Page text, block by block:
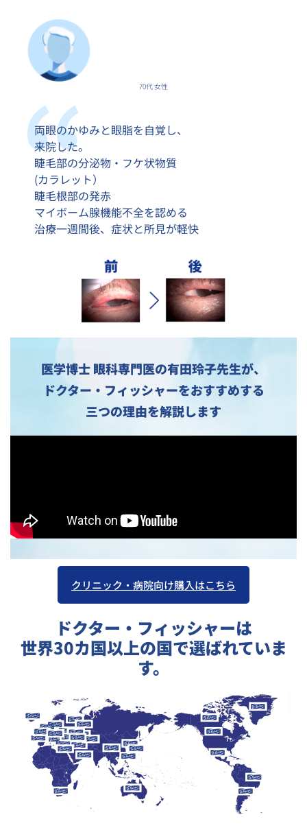
70代 女性
両眼のかゆみと眼脂を自覚し、
来院した。
睫毛部の分泌物・フケ状物質
(カラレット）
睫毛根部の発赤
マイボーム腺機能不全を認める
治療一週間後、症状と所見が軽快
医学博士 眼科専門医の有田玲子先生が、
ドクター・フィッシャーをおすすめする
三つの理由を解説します
クリニック・病院向け購入はこちら
ドクター・フィッシャーは
世界30カ国以上の国で選ばれていま
す。